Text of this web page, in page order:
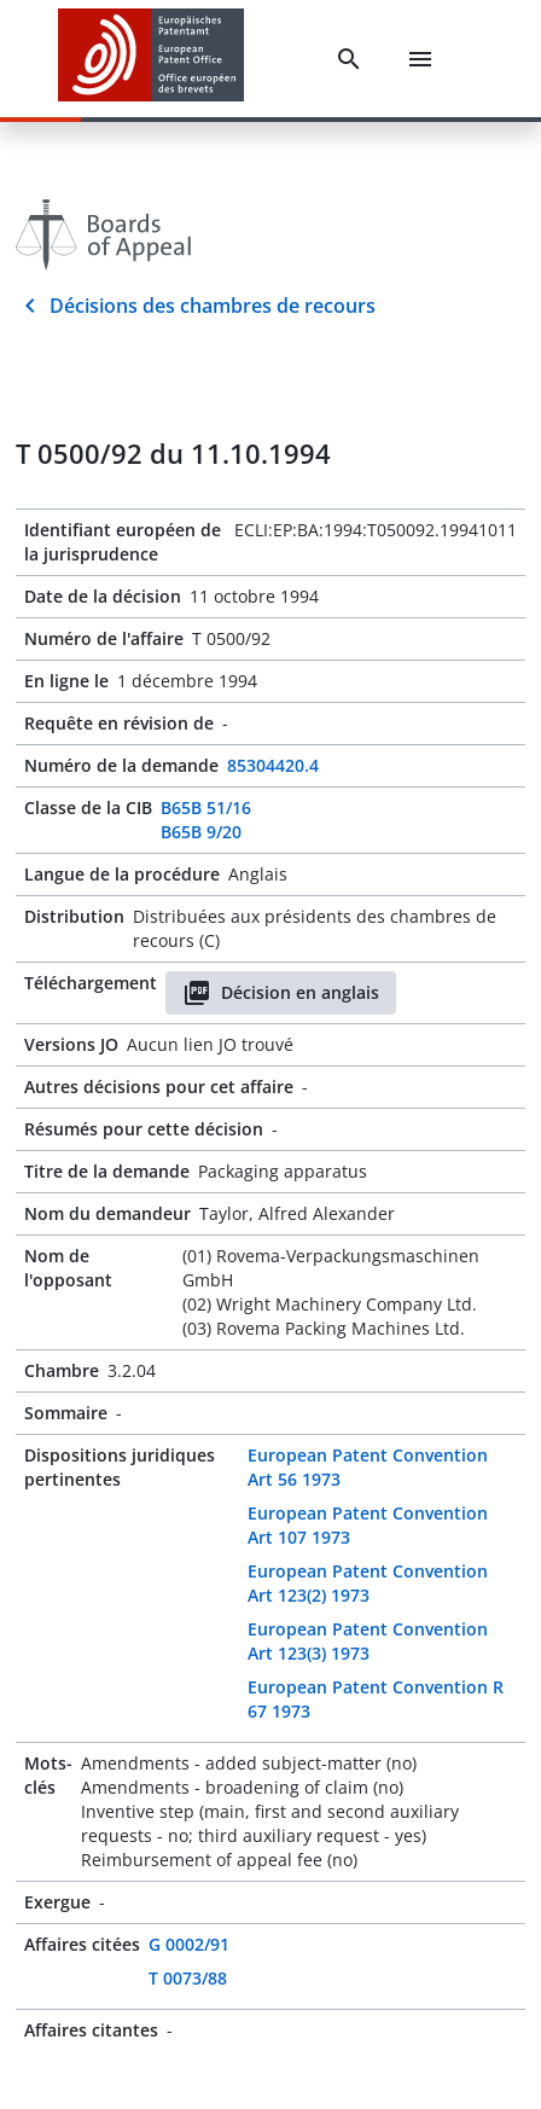
Décisions des chambres de recours
T 0500/92 du 11.10.1994
Identifiant européen de
la jurisprudence
ECLI:EP:BA:1994:T050092.19941011
Date de la décision 11 octobre 1994
Numéro de l'affaire T 0500/92
En ligne le 1 décembre 1994
Requête en révision de -
Numéro de la demande 85304420.4
Classe de la CIB B65B 51/16
B65B 9/20
Langue de la procédure Anglais
Distribution Distribuées aux présidents des chambres de
recours (C)
Téléchargement
Décision en anglais
Versions JO Aucun lien JO trouvé
Autres décisions pour cet affaire -
Résumés pour cette décision -
Titre de la demande Packaging apparatus
Nom du demandeur Taylor, Alfred Alexander
Nom de
l'opposant
(01) Rovema-Verpackungsmaschinen
GmbH
(02) Wright Machinery Company Ltd.
(03) Rovema Packing Machines Ltd.
Chambre 3.2.04
Sommaire -
Dispositions juridiques
pertinentes
European Patent Convention
Art 56 1973
European Patent Convention
Art 107 1973
European Patent Convention
Art 123(2) 1973
European Patent Convention
Art 123(3) 1973
European Patent Convention R
67 1973
Mots-
clés
Amendments - added subject-matter (no)
Amendments - broadening of claim (no)
Inventive step (main, first and second auxiliary
requests - no; third auxiliary request - yes)
Reimbursement of appeal fee (no)
Exergue -
Affaires citées G 0002/91
T 0073/88
Affaires citantes -